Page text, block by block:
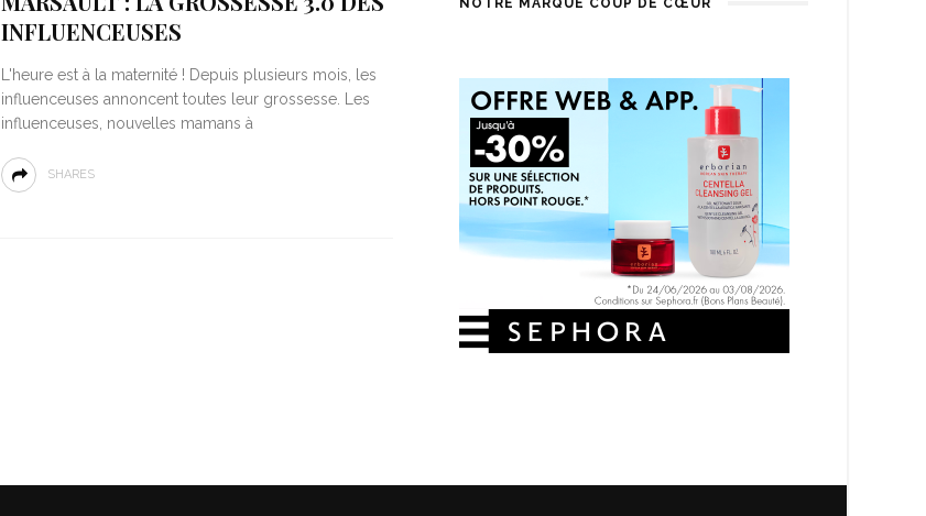
INFLUENCEUSES
L'heure est à la maternité ! Depuis plusieurs mois, les
influenceuses annoncent toutes leur grossesse. Les
influenceuses, nouvelles mamans à
SHARES
NOTRE MARQUE COUP DE CŒUR